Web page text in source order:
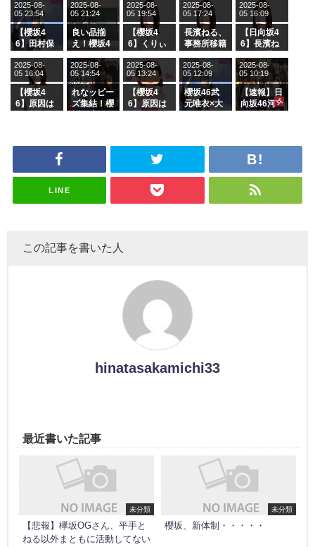
【櫻坂4
6】田村保
ージを脱い
でいた理由
2025-08-
05 23:54
良い品揃
え！櫻坂4
グル『Mak
e or Brea
k』オフィ
シャルグッ
ズ絶賛販売
2025-08-
05 21:24
【櫻坂4
6】くりぃ
の2人を手
玉に取る大
沼晶保【く
りぃむナン
タラ】
2025-08-
05 19:54
長濱ねる、
事務所移籍
属を発表
2025-08-
05 17:24
【日向坂4
6】長濱ね
ら移籍しフ
ラーム所属
に。これで
事務所に所
属している
がこちら
2025-08-
05 16:09
【櫻坂4
6】原因は
ざわつかせ
2025-08-
05 16:04
れなッピー
ズ集結！櫻
「ラヴィッ
スタジオ出
2025-08-
05 14:54
【櫻坂4
6】原因は
ざわつかせ
2025-08-
05 13:24
櫻坂46武
元唯衣×大
さんに恐怖
ナンタラ】
2025-08-
05 12:09
【速報】日
向坂46河
2025-08-
05 10:19
LINE
この記事を書いた人
hinatasakamichi33
最近書いた記事
未分類
【悲報】欅坂OGさん、平手と
ねる以外まともに活動してない
未分類
櫻坂、新体制・・・・・